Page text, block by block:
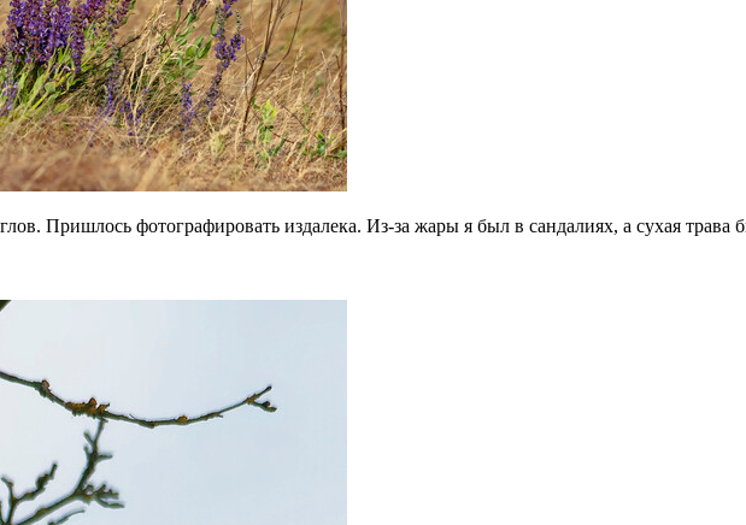
Пришлось фотографировать издалека. Из-за жары я был в сандалиях, а сухая трава